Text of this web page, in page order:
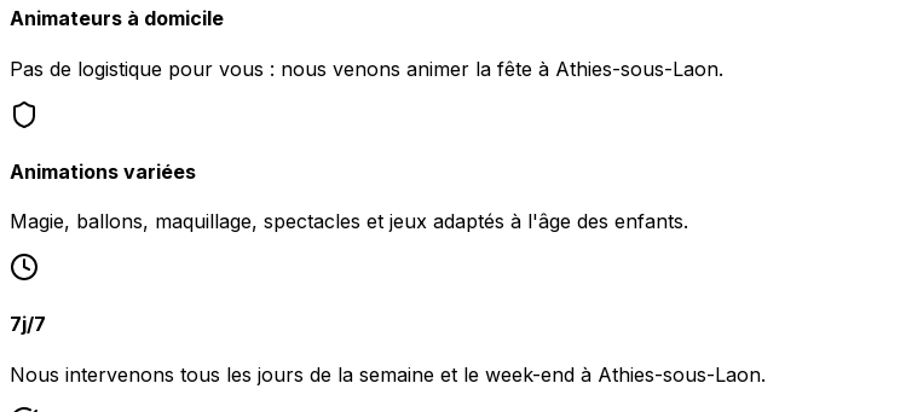
Animateurs à domicile
Pas de logistique pour vous : nous venons animer la fête à Athies-sous-Laon.
Animations variées
Magie, ballons, maquillage, spectacles et jeux adaptés à l'âge des enfants.
7j/7
Nous intervenons tous les jours de la semaine et le week-end à Athies-sous-Laon.